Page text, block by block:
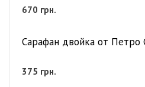
670 грн.
Сарафан двойка от Петро
375 грн.